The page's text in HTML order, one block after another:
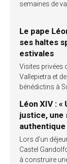
semaines de
Le pape
ses haltes
estivales
Visites privées
Vallepietra et
bénédictins à
Léon XIV : «
justice, une
authentique
Lors d’un
Castel
à construire